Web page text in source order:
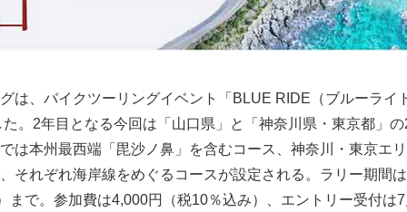
は、バイクツーリングイベント「BLUE RIDE（ブルーライ
。2年目となる今回は「山口県」と「神奈川県・東京都」
は本州最西端「毘沙ノ鼻」を含むコース、神奈川・東京エ
それぞれ海岸線をめぐるコースが設定される。ラリー期間
まで。参加費は4,000円（税10％込み）、エントリー受付は